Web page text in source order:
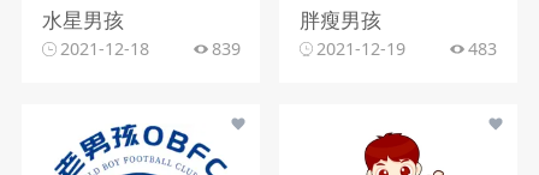
水星男孩
2021-12-18 839
胖瘦男孩
2021-12-19 483